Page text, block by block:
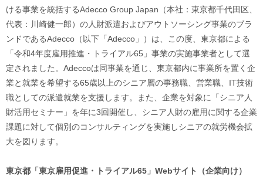
ける事業を統括するAdecco Group Japan（本社：東京都千代田区、
代表：川崎健一郎）の人財派遣およびアウトソーシング事業のブラ
ンドであるAdecco（以下「Adecco」）は、この度、東京都による
「令和4年度雇用推進・トライアル65」事業の実施事業者として選
定されました。Adeccoは同事業を通じ、東京都内に事業所を置く企
業と就業を希望する65歳以上のシニア層の事務職、営業職、IT技術
職としての派遣就業を支援します。また、企業を対象に「シニア人
財活用セミナー」を年に3回開催し、シニア人財の雇用に関する企業
課題に対して個別のコンサルティングを実施しシニアの就労機会拡
大を図ります。
東京都「東京雇用促進・トライアル65」Webサイト（企業向け）